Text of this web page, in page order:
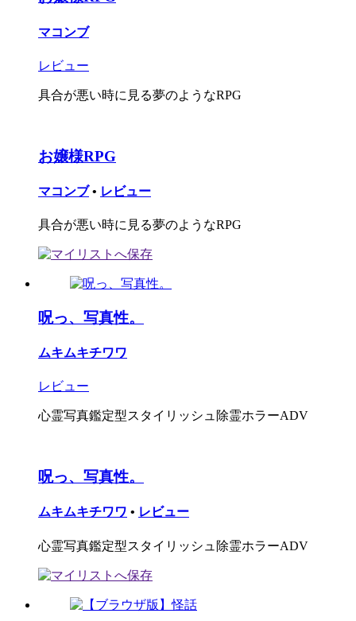
マコンブ
レビュー
具合が悪い時に見る夢のようなRPG
お嬢様RPG
マコンブ • レビュー
具合が悪い時に見る夢のようなRPG
呪っ、写真性。
ムキムキチワワ
レビュー
心霊写真鑑定型スタイリッシュ除霊ホラーADV
呪っ、写真性。
ムキムキチワワ • レビュー
心霊写真鑑定型スタイリッシュ除霊ホラーADV